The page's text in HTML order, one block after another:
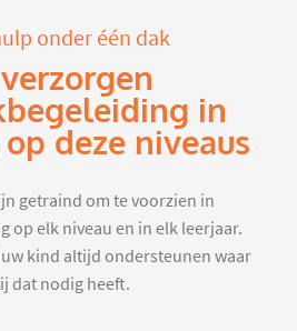
onder één dak
in
deze niveaus
getraind om te voorzien in
op elk niveau en in elk leerjaar.
kind altijd ondersteunen waar
dat nodig heeft.